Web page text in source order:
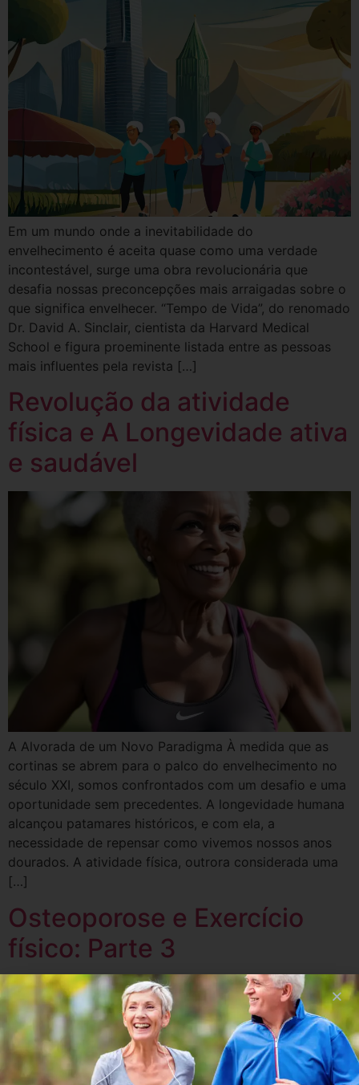
Em um mundo onde a inevitabilidade do
envelhecimento é aceita quase como uma verdade
incontestável, surge uma obra revolucionária que
desafia nossas preconcepções mais arraigadas sobre o
que significa envelhecer. “Tempo de Vida”, do renomado
Dr. David A. Sinclair, cientista da Harvard Medical
School e figura proeminente listada entre as pessoas
mais influentes pela revista […]
Revolução da atividade
física e A Longevidade ativa
e saudável
A Alvorada de um Novo Paradigma À medida que as
cortinas se abrem para o palco do envelhecimento no
século XXI, somos confrontados com um desafio e uma
oportunidade sem precedentes. A longevidade humana
alcançou patamares históricos, e com ela, a
necessidade de repensar como vivemos nossos anos
dourados. A atividade física, outrora considerada uma
[…]
Osteoporose e Exercício
físico: Parte 3